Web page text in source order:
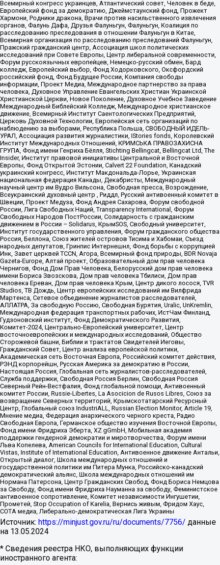
Всемирный конгресс украинцев, Атлантический совет, Человек в беде,
Европейский фонд за демократию, Джеймстаунский фонд, Прожект
Хармони, Родники дракона, Врачи против насильственного извлечения
органов, Фалунь Дафа, Друзья Фалуньгун, Фалуньгун, Коалиция по
расследованию преследования в отношении Фалуньгун в Китае,
Всемирная организация по расследованию преследований Фалуньгун,
Пражский гражданский центр, Ассоциация школ политических
исследований при Совете Европы, Центр либеральной современности,
Форум русскоязычных европейцев, Немецко-русский обмен, Бард
колледж, Европейский выбор, Фонд Ходорковского, Оксфордский
российский фонд, Фонд Будущее России, Компания свободы
информации, Проект Медиа, Международное партнерство за права
человека, Духовное Управление Евангельских Христиан Украинской
Христианской Церкви, Новое Поколение, Духовное Учебное Заведение
Международный Библейский Колледж, Международное христианское
движение, Всемирный Институт Саентологических Предприятий,
Церковь Духовной Технологии, Европейская сеть организаций по
наблюдению за выборами, Республика Польша, СВОБОДНЫЙ ИДЕЛЬ-
УРАЛ, Ассоциация развития журналистики, IStories fonds, Королевский
Институт Международных Отношений, КРИМСЬКА ПРАВОЗАХИСНА
ГРУПА, Фонд имени Генриха Бёлля, Stichting Bellingcat, Bellingcat Ltd, The
Insider, Институт правовой инициативы Центральной и Восточной
Европы, Фонд Открытой Эстонии, Calvert 22 Foundation, Канадский
украинский конгресс, Институт Макдональда-Лорье, Украинская
национальная федерация Канады, Декабристы, Международный
научный центр им Вудро Вильсона, Свободная пресса, Возрождение,
Всеукраинский духовный центр , Риддл, Русский антивоенный комитет в
Швеции, Проект Медуза, Фонд Андрея Сахарова, Форум свободной
России, Лига Свободных Наций, Transparеncy International, Форум
Свободных Народов ПостРоссии, Солидарность с гражданским
движением в России – Solidarus, КрымSOS, Свободный университет,
Институт государственного управления, Форум гражданского общества
Россия, Беллона, Союз жителей островов Тисима и Хабомаи, Съезд
народных депутатов, Гринпис Интернешнл, Фонд борьбы с коррупцией
Инк, Завет церквей TCCN, Агора, Всемирный фонд природы, BDR Novaja
Gazeta-Europe, Алтай проект, Образовательный дом прав человека
Чернигов, Фонд Дом Прав Человека, Белорусский дом прав человека
имени Бориса Звозскова, Дом прав человека Тбилиси, Дом прав
человека Ереван, Дом прав человека Крым, Центр дикого лосося, TVR
Studios, ТВ Дождь, Центр европейских исследований им Вилфрида
Мартенса, Сетевое объединение журналистов расследователей,
АЛЛАТРА, За свободную Россию, Свободная Бурятия, Uralic, UnKremlin,
Международная федерация транспортных рабочих, ИстЧам Финланд,
Гудзоновский институт, Фонд Демократического Развития,
Комитет-2024, Центрально-Европейский университет, Центр
восточноевропейских и международных исследований, Общество
Сторожевой башни, Библии и трактатов Свидетелей Иеговы,
Гражданский Совет, Центр анализа европейской политики,
Академическая сеть Восточная Европа, Российский комитет действия,
РЭНД корпорейшн, Русская Америка за демократию в России,
Настоящая Россия, Глобальная сеть журналистов-расследователей,
Служба поддержки, Свободная Россия Берлин, Свободная Россия
Северный Рейн-Вестфалия, Фонд глобальной помощи, Антивоенный
комитет России, Russie-Libertes, La Asocicion de Rusos Libres, Союз за
возвращение Северных территорий, Крымскотатарский Ресурсный
Центр, Глобальный союз IndustriALL, Russian Election Monitor, Article 19,
Мнение медиа, Федерация анархического черного креста, Радио
Свободная Европа, Германское общество изучения Восточной Европы,
Фонд имени Фридриха Эберта, XZ gGmbH, Мобильная академия
поддержки гендерной демократии и миротворчества, Форум имени
Льва Копелева, American Councils for International Education, Cultural
Vistas, Institute of International Education, Антивоенное движение Антальи,
Открытый диалог, Школа международных отношений и
государственной политики им Питера Мунка, Российско-канадский
демократический альянс, Школа международных отношений им
Нормана Патерсона, Центр Гражданских Свобод, Фонд Бориса Немцова
за Свободу, Фонд имени Фридриха Науманна за свободу, Феминистское
антивоенное сопротивление, Комитет независимости Ингушетии,
Прометей, Stop Occupation of Karelia, Вернись живым, Фридом Хаус,
СОТА медиа, Либерально-демократическая Лига Украины
Источник: https://minjust.gov.ru/ru/documents/7756/ данные
на 13.05.2024
* Сведения реестра НКО, выполняющих функции
иностранного агента: